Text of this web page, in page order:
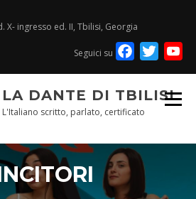
X- ingresso ed. II, Tbilisi, Georgia
Seguici su Facebook
LA DANTE DI TBILISI
L'Italiano scritto, parlato, certificato